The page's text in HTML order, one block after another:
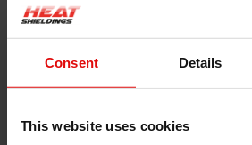
Consent Details
This website uses cookies
Product informatie
Beschrijving